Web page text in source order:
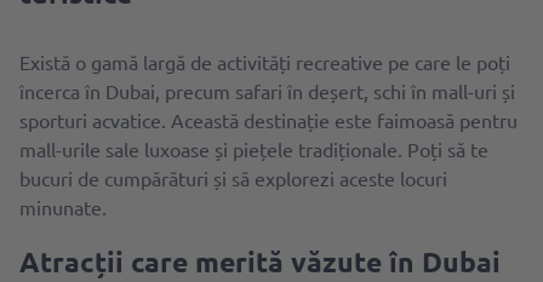
Există o gamă largă de activități recreative pe care le poți
încerca în Dubai, precum safari în deșert, schi în mall-uri și
sporturi acvatice. Această destinație este faimoasă pentru
mall-urile sale luxoase și piețele tradiționale. Poți să te
bucuri de cumpărături și să explorezi aceste locuri
minunate.
Atracții care merită văzute în Dubai